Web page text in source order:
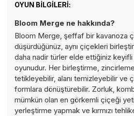
OYUN BILGILERI:
Bloom Merge ne hakkında?
Bloom Merge, şeffaf bir kavanoza
düşürdüğünüz, aynı çiçekleri
daha nadir türler elde ettiğiniz
oyunudur. Her birleştirme,
tetikleyebilir, alanı temizleyebilir ve
formlara dönüştürebilir. Zorluk,
mümkün olan en görkemli çiçeği
yerleştirme yapmak ve kırmızı